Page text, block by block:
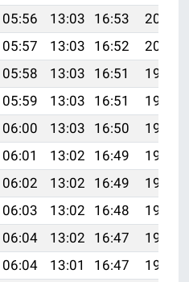
05:56 13:03 16:53
20:01
05:57 13:03 16:52
20:00
05:58 13:03 16:51
19:59
05:59 13:03 16:51
19:57
06:00 13:03 16:50
19:56
06:01 13:02 16:49
19:54
06:02 13:02 16:49
19:53
06:03 13:02 16:48
19:51
06:04 13:02 16:47
19:50
06:04 13:01 16:47
19:48